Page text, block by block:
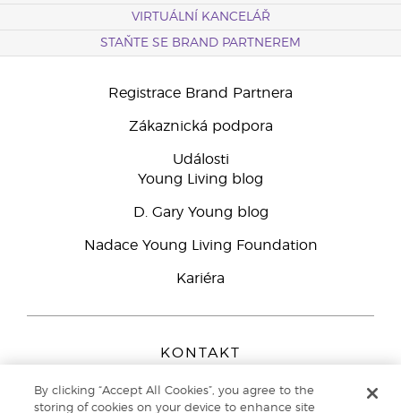
VIRTUÁLNÍ KANCELÁŘ
STAŇTE SE BRAND PARTNEREM
Registrace Brand Partnera
Zákaznická podpora
Události
Young Living blog
D. Gary Young blog
Nadace Young Living Foundation
Kariéra
KONTAKT
Peizerweg 97
By clicking “Accept All Cookies”, you agree to the
storing of cookies on your device to enhance site